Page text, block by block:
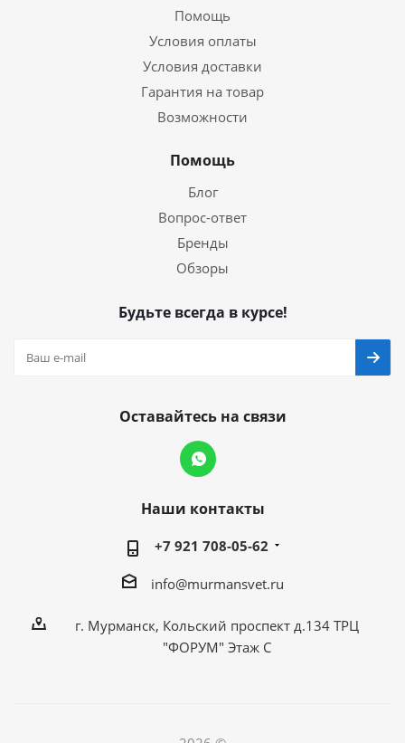
Помощь
Условия оплаты
Условия доставки
Гарантия на товар
Возможности
Помощь
Блог
Вопрос-ответ
Бренды
Обзоры
Будьте всегда в курсе!
Оставайтесь на связи
Наши контакты
+7 921 708-05-62
info@murmansvet.ru
г. Мурманск, Кольский проспект д.134 ТРЦ
"ФОРУМ" Этаж С